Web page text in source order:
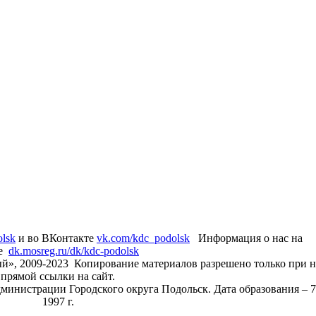
и во ВКонтакте vk.com/kdc_podolsk Информация о нас на
dk.mosreg.ru/dk/kdc-podolsk
2009-2023 Копирование материалов разрешено только при
прямой ссылки на сайт.
Городского округа Подольск. Дата образования –
1997 г.